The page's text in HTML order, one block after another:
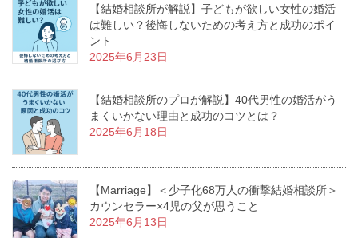
【結婚相談所が解説】子どもが欲しい女性の婚活
は難しい？後悔しないための考え方と成功のポイ
ント
2025年6月23日
【結婚相談所のプロが解説】40代男性の婚活がう
まくいかない理由と成功のコツとは？
2025年6月18日
【Marriage】＜少子化68万人の衝撃結婚相談所＞
カウンセラー×4児の父が思うこと
2025年6月13日